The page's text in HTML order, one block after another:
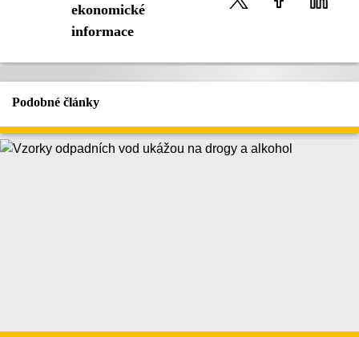
ekonomické
informace
Podobné články